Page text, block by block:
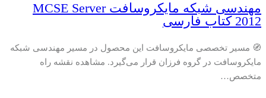
مهندسی شبکه مایکروسافت MCSE Server
2012 کتاب فارسی
🧭 مسیر تخصصی مایکروسافت این محصول در مسیر مهندسی شبکه
مایکروسافت در گروه فرزان قرار می‌گیرد. مشاهده نقشه راه
متخصص…